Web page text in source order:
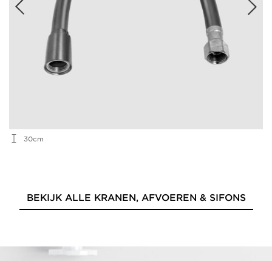
30cm
BEKIJK ALLE KRANEN, AFVOEREN & SIFONS